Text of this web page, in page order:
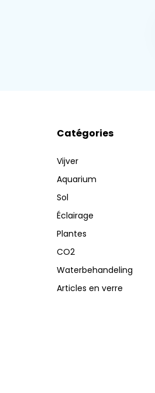
Catégories
Vijver
Aquarium
Sol
Éclairage
Plantes
CO2
Waterbehandeling
Articles en verre